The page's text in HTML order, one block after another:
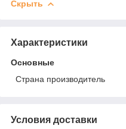
Скрыть
Характеристики
Основные
Страна производитель
Условия доставки